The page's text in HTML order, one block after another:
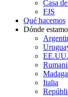
Casa
FJS
Qué hacemos
Dónde
EE.UU.
Italia